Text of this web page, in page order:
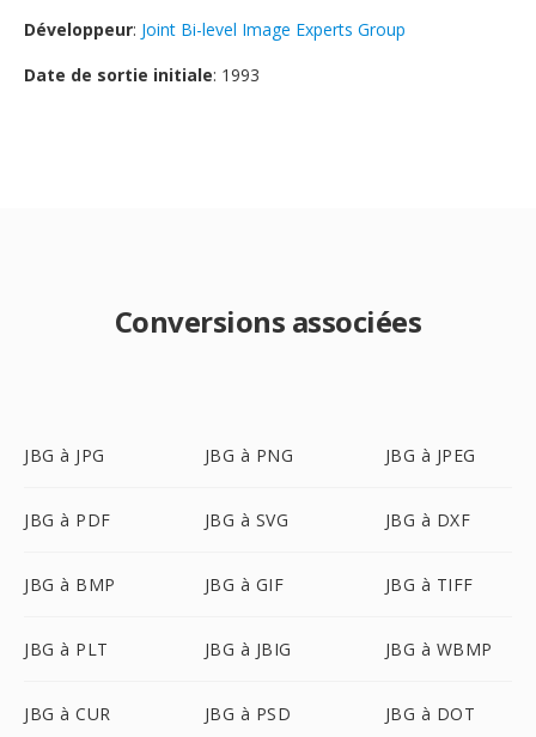
Développeur: Joint Bi-level Image Experts Group
Date de sortie initiale: 1993
Conversions associées
JBG à JPG JBG à PNG JBG à JPEG
JBG à PDF JBG à SVG JBG à DXF
JBG à BMP JBG à GIF JBG à TIFF
JBG à PLT JBG à JBIG JBG à WBMP
JBG à CUR JBG à PSD JBG à DOT